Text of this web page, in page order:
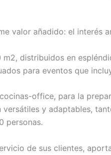
valor añadido: el interés
distribuidos en
para eventos que
office, para la
y adaptables,
personas.
de sus clientes,